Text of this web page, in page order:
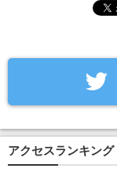
アクセスランキング